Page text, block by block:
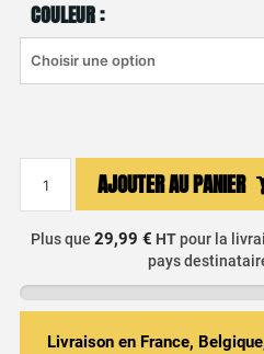
COULEUR :
Veco
Plus
AJOUTER AU PANIER
Plus que 29,99 € HTpour la
pays
Livraison en France,